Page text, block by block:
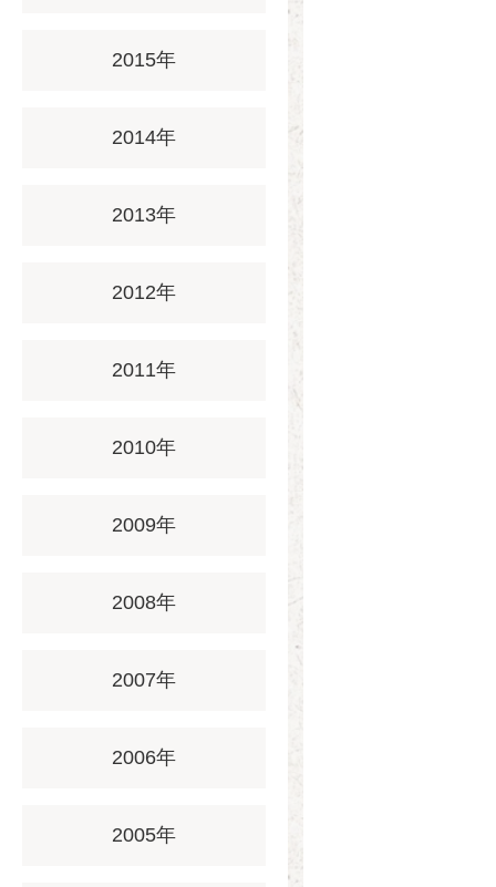
2015年
2014年
2013年
2012年
2011年
2010年
2009年
2008年
2007年
2006年
2005年